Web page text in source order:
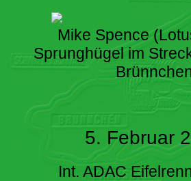
Mike Spence
Sprunghügel im
5. Februar
Int. ADAC